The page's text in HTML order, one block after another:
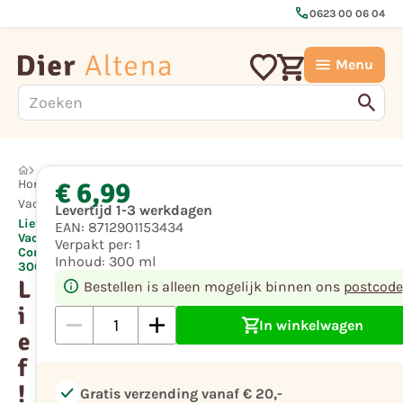
call0623 00 06 04
Menu
Hond
Vachtverzorging
Lief!
Vachtverzorging
Conditioner
300 ml
L
i
e
f
!
€ 6,99
Levertijd 1-3 werkdagen
EAN: 8712901153434
Verpakt per: 1
Inhoud: 300 ml
Bestellen is alleen mogelijk binnen ons
In winkelwagen
check Gratis verzending vanaf € 20,-